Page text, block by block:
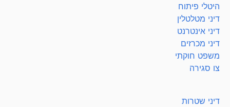
היטלי פיתוח
דיני מטלטלין
דיני אינטרנט
דיני מכרזים
משפט חוקתי
צו סגירה
דיני שטרות